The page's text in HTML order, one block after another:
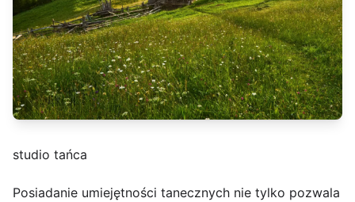
studio tańca
Posiadanie umiejętności tanecznych nie tylko pozwala